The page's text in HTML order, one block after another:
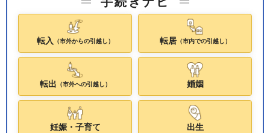
転入 （市外からの引越し） 転居（市内での引越し）
転出 （市外への引越し） 婚姻
妊娠・子育て 出生